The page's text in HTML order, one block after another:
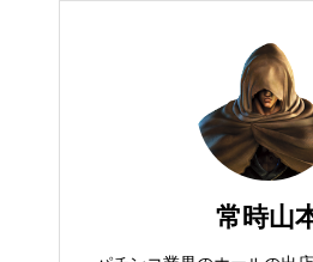
常時山